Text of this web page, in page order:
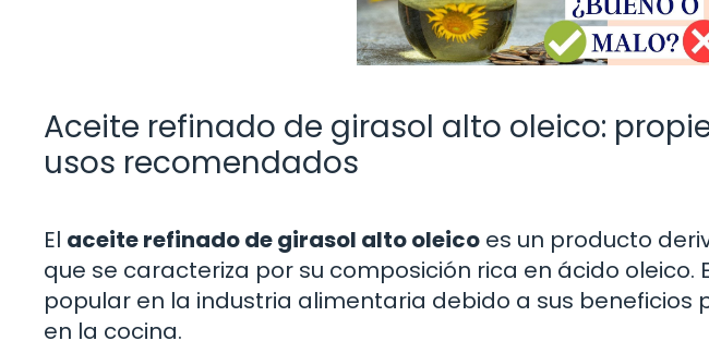
Aceite refinado de girasol alto oleico:
usos recomendados
El aceite refinado de girasol alto oleico es un producto
que se caracteriza por su composición rica en ácido oleico.
popular en la industria alimentaria debido a sus beneficios
en la cocina.